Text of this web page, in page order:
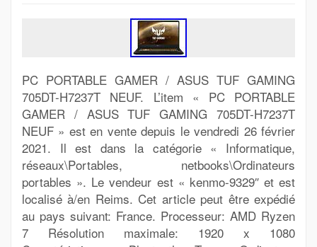
PC PORTABLE GAMER / ASUS TUF GAMING
705DT-H7237T NEUF. L’item « PC PORTABLE
GAMER / ASUS TUF GAMING 705DT-H7237T
NEUF » est en vente depuis le vendredi 26 février
2021. Il est dans la catégorie « Informatique,
réseaux\Portables, netbooks\Ordinateurs
portables ». Le vendeur est « kenmo-9329″ et est
localisé à/en Reims. Cet article peut être expédié
au pays suivant: France. Processeur: AMD Ryzen
7 Résolution maximale: 1920 x 1080